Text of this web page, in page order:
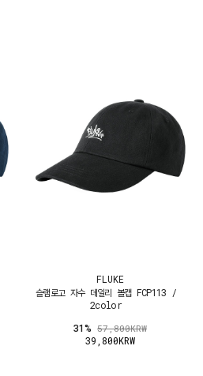
FLUKE
슬램로고 자수 데일리 볼캡 FCP113 /
2color
31% 57,800KRW
39,800KRW